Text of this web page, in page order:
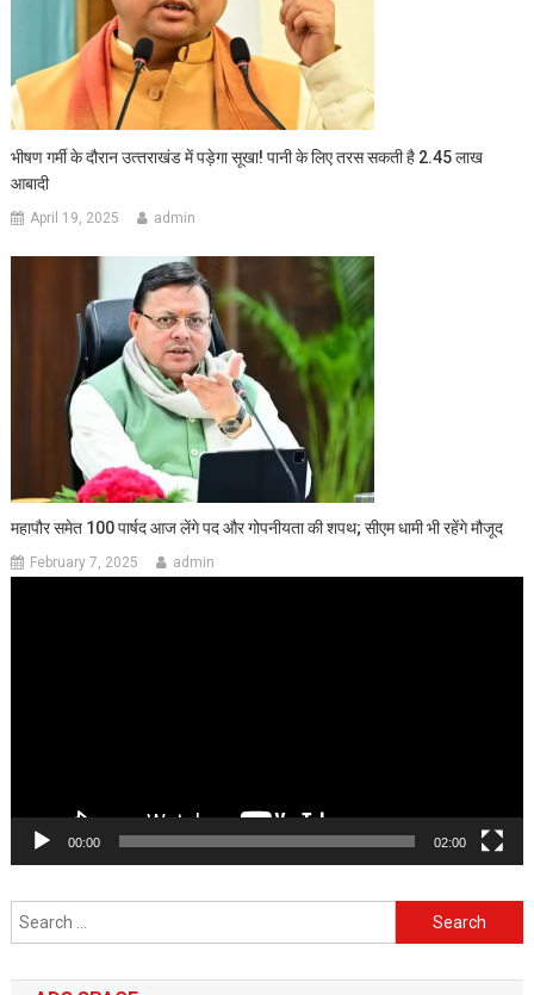
भीषण गर्मी के दौरान उत्‍तराखंड में पड़ेगा सूखा! पानी के लिए तरस सकती है 2.45 लाख
आबादी
April 19, 2025 admin
महापौर समेत 100 पार्षद आज लेंगे पद और गोपनीयता की शपथ; सीएम धामी भी रहेंगे मौजूद
February 7, 2025 admin
00:00 02:00
Search
for: